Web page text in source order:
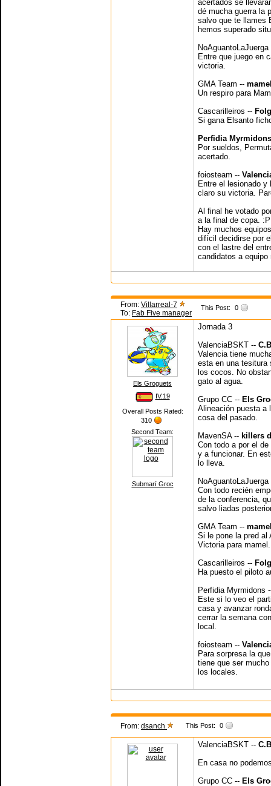
acertados se
dé mucha guerra la
salvo que te llames
hemos superado
Entre que juego en
victoria.
GMA Team --
Un respiro para
Cascarilleiros --
Si gana Elsanto
Perfidia Myrmidons
Por sueldos,
acertado.
foiosteam --
Entre el lesionado y
claro su victoria.
Al final he votado
a la final de copa. :P
Hay muchos
difícil decidirse por
con el lastre del
candidatos a
From: Villarreal-7
To: Fab Five manager
This Post: 0
Els Groguets
IV.19
Overall Posts Rated:
310
Second Team:
Submarí Groc
Jornada 3
ValenciaBSKT --
Valencia tiene
esta en una tesitura
los cocos. No
gato al agua.
Grupo CC -- Els
Alineación puesta a
cosa del pasado.
MavenSA -- killers
Con todo a por el
y a funcionar. En
lo lleva.
Con todo recién
de la conferencia,
salvo liadas
GMA Team --
Si le pone la pred al
Victoria para mamel.
Cascarilleiros --
Ha puesto el piloto
Perfidia Myrmidons
Este si lo veo el
casa y avanzar
cerrar la semana
local.
foiosteam --
Para sorpresa la
tiene que ser
los locales.
From: dsanch This Post: 0
ValenciaBSKT --
En casa no
Grupo CC -- Els